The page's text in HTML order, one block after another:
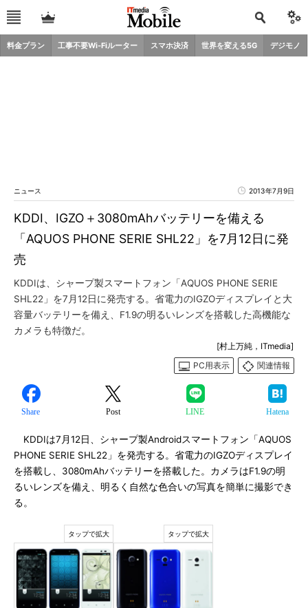
料金プラン 工事不要Wi-Fiルーター スマホ決済 世界を変える5G デジモノ
ニュース 2013年7月9日
KDDI、IGZO＋3080mAhバッテリーを備える
「AQUOS PHONE SERIE SHL22」を7月12日に発
売
KDDIは、シャープ製スマートフォン「AQUOS PHONE SERIE
SHL22」を7月12日に発売する。省電力のIGZOディスプレイと大
容量バッテリーを備え、F1.9の明るいレンズを搭載した高機能な
カメラも特徴だ。
[村上万純，ITmedia]
PC用表示
関連情報
Share Post LINE Hatena
KDDIは7月12日、シャープ製Androidスマートフォン「AQUOS
PHONE SERIE SHL22」を発売する。省電力のIGZOディスプレイ
を搭載し、3080mAhバッテリーを搭載した。カメラはF1.9の明
るいレンズを備え、明るく自然な色合いの写真を簡単に撮影でき
る。